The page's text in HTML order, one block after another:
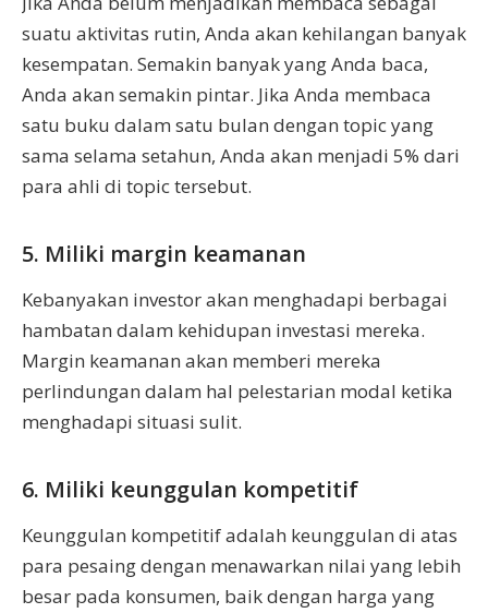
suatu aktivitas rutin, Anda akan kehilangan banyak
kesempatan. Semakin banyak yang Anda baca,
Anda akan semakin pintar. Jika Anda membaca
satu buku dalam satu bulan dengan topic yang
sama selama setahun, Anda akan menjadi 5% dari
para ahli di topic tersebut.
5. Miliki margin keamanan
Kebanyakan investor akan menghadapi berbagai
hambatan dalam kehidupan investasi mereka.
Margin keamanan akan memberi mereka
perlindungan dalam hal pelestarian modal ketika
menghadapi situasi sulit.
6. Miliki keunggulan kompetitif
Keunggulan kompetitif adalah keunggulan di atas
para pesaing dengan menawarkan nilai yang lebih
besar pada konsumen, baik dengan harga yang